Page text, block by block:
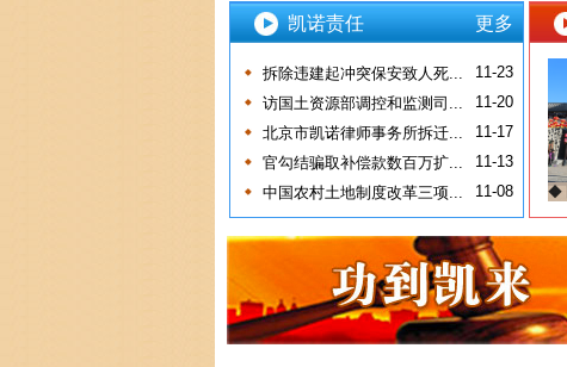
凯诺责任 更多
拆除违建起冲突保安致人死...
11-23
访国土资源部调控和监测司...
11-20
北京市凯诺律师事务所拆迁...
11-17
官勾结骗取补偿款数百万扩...
11-13
中国农村土地制度改革三项...
11-08 ◆